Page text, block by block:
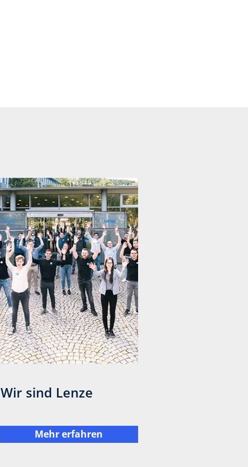
Wir sind Lenze
Mehr erfahren